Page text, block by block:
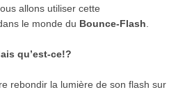
allons utiliser cette
le monde du Bounce-Flash.
qu’est-ce!?
rebondir la lumière de son flash sur